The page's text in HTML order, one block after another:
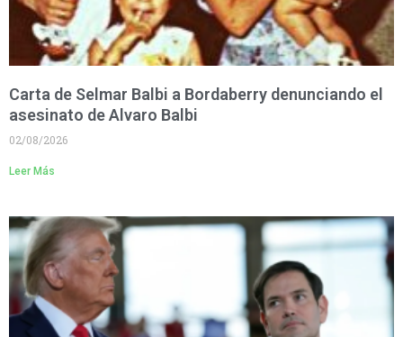
Carta de Selmar Balbi a Bordaberry denunciando el
asesinato de Alvaro Balbi
02/08/2026
Leer Más